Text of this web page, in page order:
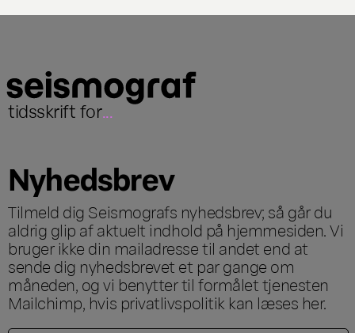
tidsskrift for...
Nyhedsbrev
Tilmeld dig Seismografs nyhedsbrev; så går du
aldrig glip af aktuelt indhold på hjemmesiden. Vi
bruger ikke din mailadresse til andet end at
sende dig nyhedsbrevet et par gange om
måneden, og vi benytter til formålet tjenesten
Mailchimp, hvis privatlivspolitik kan læses her.